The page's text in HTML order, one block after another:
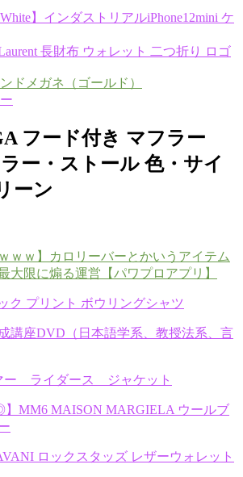
】インダストリアルiPhone12mini ケ
長財布 ウォレット 二つ折り ロゴ
ドメガネ（ゴールド）
フード付き マフラー
ー・ストール 色・サイ
ーン
ｗｗ】カロリーバーとかいうアイテム
大限に煽る運営【パワプロアプリ】
ク プリント ボウリングシャツ
講座DVD（日本語学系、教授法系、言
ー ライダース ジャケット
MM6 MAISON MARGIELA ウールブ
ロックスタッズ レザーウォレット